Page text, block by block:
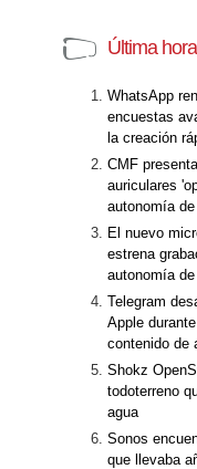
Última
WhatsApp
encuestas
la creación
CMF
auriculares
autonomía
El nuevo
estrena
autonomía
Telegram
Apple
contenido de
Shokz
todoterreno
agua
Sonos
que llevaba